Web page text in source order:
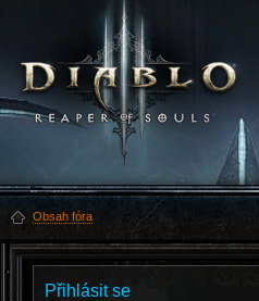
Obsah fóra
Přihlásit se